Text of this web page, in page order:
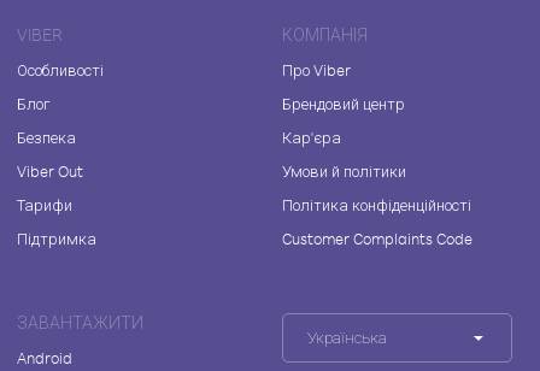
VIBER
Особливості
Блог
Безпека
Viber Out
Тарифи
Підтримка
КОМПАНІЯ
Про Viber
Брендовий центр
Кар'єра
Умови й політики
Політика конфіденційності
Customer Complaints Code
ЗАВАНТАЖИТИ
Android
Українська